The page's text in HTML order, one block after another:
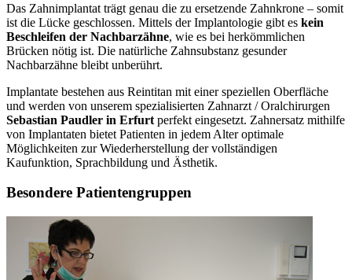
Das Zahnimplantat trägt genau die zu ersetzende Zahnkrone – somit
ist die Lücke geschlossen. Mittels der Implantologie gibt es kein
Beschleifen der Nachbarzähne, wie es bei herkömmlichen
Brücken nötig ist. Die natürliche Zahnsubstanz gesunder
Nachbarzähne bleibt unberührt.
Implantate bestehen aus Reintitan mit einer speziellen Oberfläche
und werden von unserem spezialisierten Zahnarzt / Oralchirurgen
Sebastian Paudler in Erfurt perfekt eingesetzt. Zahnersatz mithilfe
von Implantaten bietet Patienten in jedem Alter optimale
Möglichkeiten zur Wiederherstellung der vollständigen
Kaufunktion, Sprachbildung und Ästhetik.
Besondere Patientengruppen